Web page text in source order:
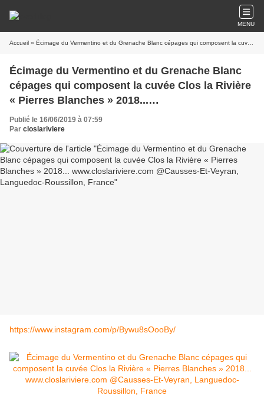
MENU
Accueil » Écimage du Vermentino et du Grenache Blanc cépages qui composent la cuvée Clos la Rivière « Pierres Blanches » 2018... www.closlariviere.com @Causses-Et-Veyran, Languedoc-Roussillon, France
Écimage du Vermentino et du Grenache Blanc
cépages qui composent la cuvée Clos la Rivière
« Pierres Blanches » 2018...
www.closlariviere.com @Causses-Et-Veyran,
Languedoc-Roussillon, France
Publié le 16/06/2019 à 07:59
Par closlariviere
https://www.instagram.com/p/Bywu8sOooBy/